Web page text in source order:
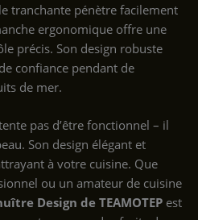
tranchante pénètre facilement
ergonomique offre une
précis. Son design robuste
confiance pendant de
de mer.
pas d’être fonctionnel – il
Son design élégant et
à votre cuisine. Que
ou un amateur de cuisine
Design de TEAMOTEP est